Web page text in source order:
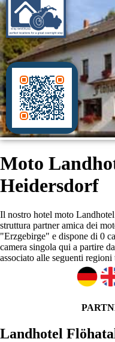
Moto
Heidersdorf
Il nostro hotel moto
struttura partner amica dei
"Erzgebirge" e dispone di 0
camera singola qui a partire
associato alle seguenti
Landhotel